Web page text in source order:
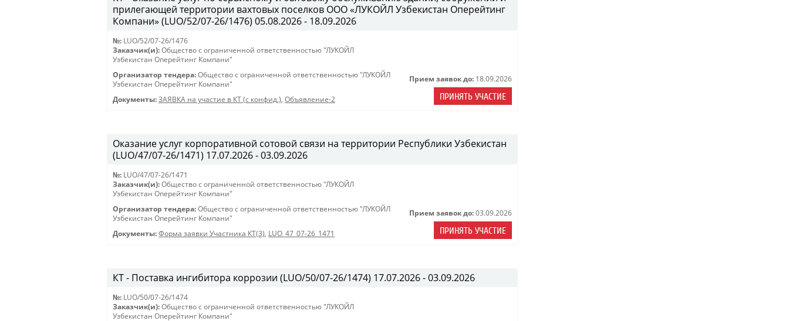
прилегающей территории вахтовых поселков ООО «ЛУКОЙЛ Узбекистан Оперейтинг
Компани» (LUO/52/07-26/1476) 05.08.2026 - 18.09.2026
№: LUO/52/07-26/1476
Заказчик(и): Общество с ограниченной ответственностью "ЛУКОЙЛ
Узбекистан Оперейтинг Компани"
Организатор тендера: Общество с ограниченной ответственностью "ЛУКОЙЛ
Узбекистан Оперейтинг Компани"
Документы: ЗАЯВКА на участие в КТ (с конфид.), Объявление-2
Прием заявок до: 18.09.2026
ПРИНЯТЬ УЧАСТИЕ
Оказание услуг корпоративной сотовой связи на территории Республики Узбекистан
(LUO/47/07-26/1471) 17.07.2026 - 03.09.2026
№: LUO/47/07-26/1471
Заказчик(и): Общество с ограниченной ответственностью "ЛУКОЙЛ
Узбекистан Оперейтинг Компани"
Организатор тендера: Общество с ограниченной ответственностью "ЛУКОЙЛ
Узбекистан Оперейтинг Компани"
Документы: Форма заявки Участника КТ(3), LUO_47_07-26_1471
Прием заявок до: 03.09.2026
ПРИНЯТЬ УЧАСТИЕ
КТ - Поставка ингибитора коррозии (LUO/50/07-26/1474) 17.07.2026 - 03.09.2026
№: LUO/50/07-26/1474
Заказчик(и): Общество с ограниченной ответственностью "ЛУКОЙЛ
Узбекистан Оперейтинг Компани"